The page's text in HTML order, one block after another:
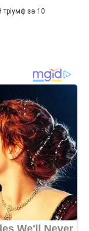
тріумф за 10